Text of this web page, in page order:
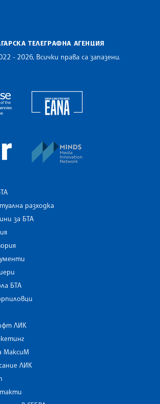
ТЕЛЕГРАФНА АГЕНЦИЯ
- 2026, Всички права са запазени.
The Assocoation of the Balkan News Agencies
European Newsroom
разходка
за БТА
БТА
ЛИК
МаксиМ
ЛИК